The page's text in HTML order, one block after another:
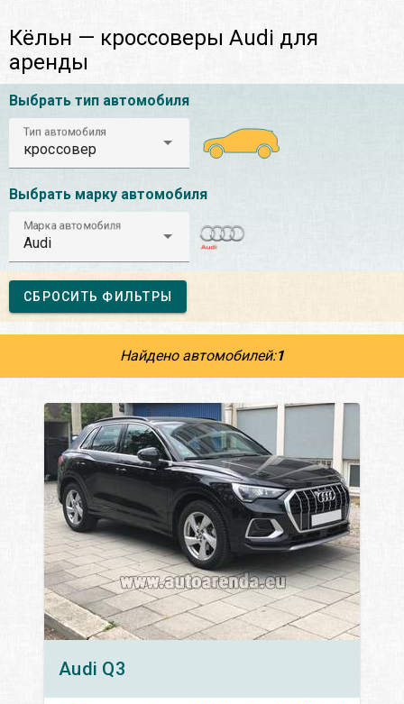
Кёльн — кроссоверы Audi для
аренды
Выбрать тип автомобиля
Тип автомобиля
кроссовер
Выбрать марку автомобиля
Марка автомобиля
Audi
СБРОСИТЬ ФИЛЬТРЫ
Найдено автомобилей:1
Audi Q3